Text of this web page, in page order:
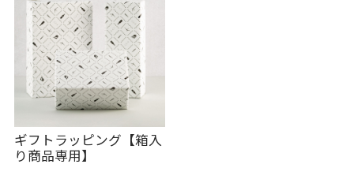
ギフトラッピング【箱入
り商品専用】